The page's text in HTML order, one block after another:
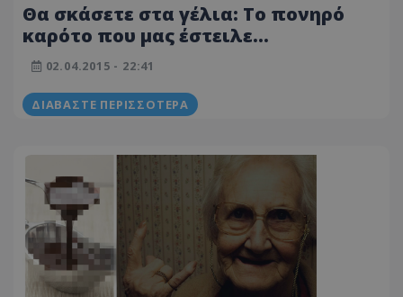
Θα σκάσετε στα γέλια: Το πονηρό
καρότο που μας έστειλε
αναγνώστρια (ΦΩΤΟ)
02.04.2015 - 22:41
ΔΙΑΒΆΣΤΕ ΠΕΡΙΣΣΌΤΕΡΑ